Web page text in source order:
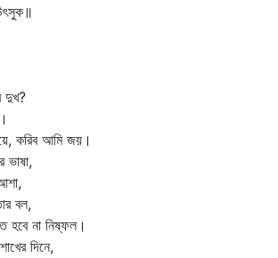
দুখ?
করিব আমি জয়।
হবে না নিষ্ফল।
দিনে,